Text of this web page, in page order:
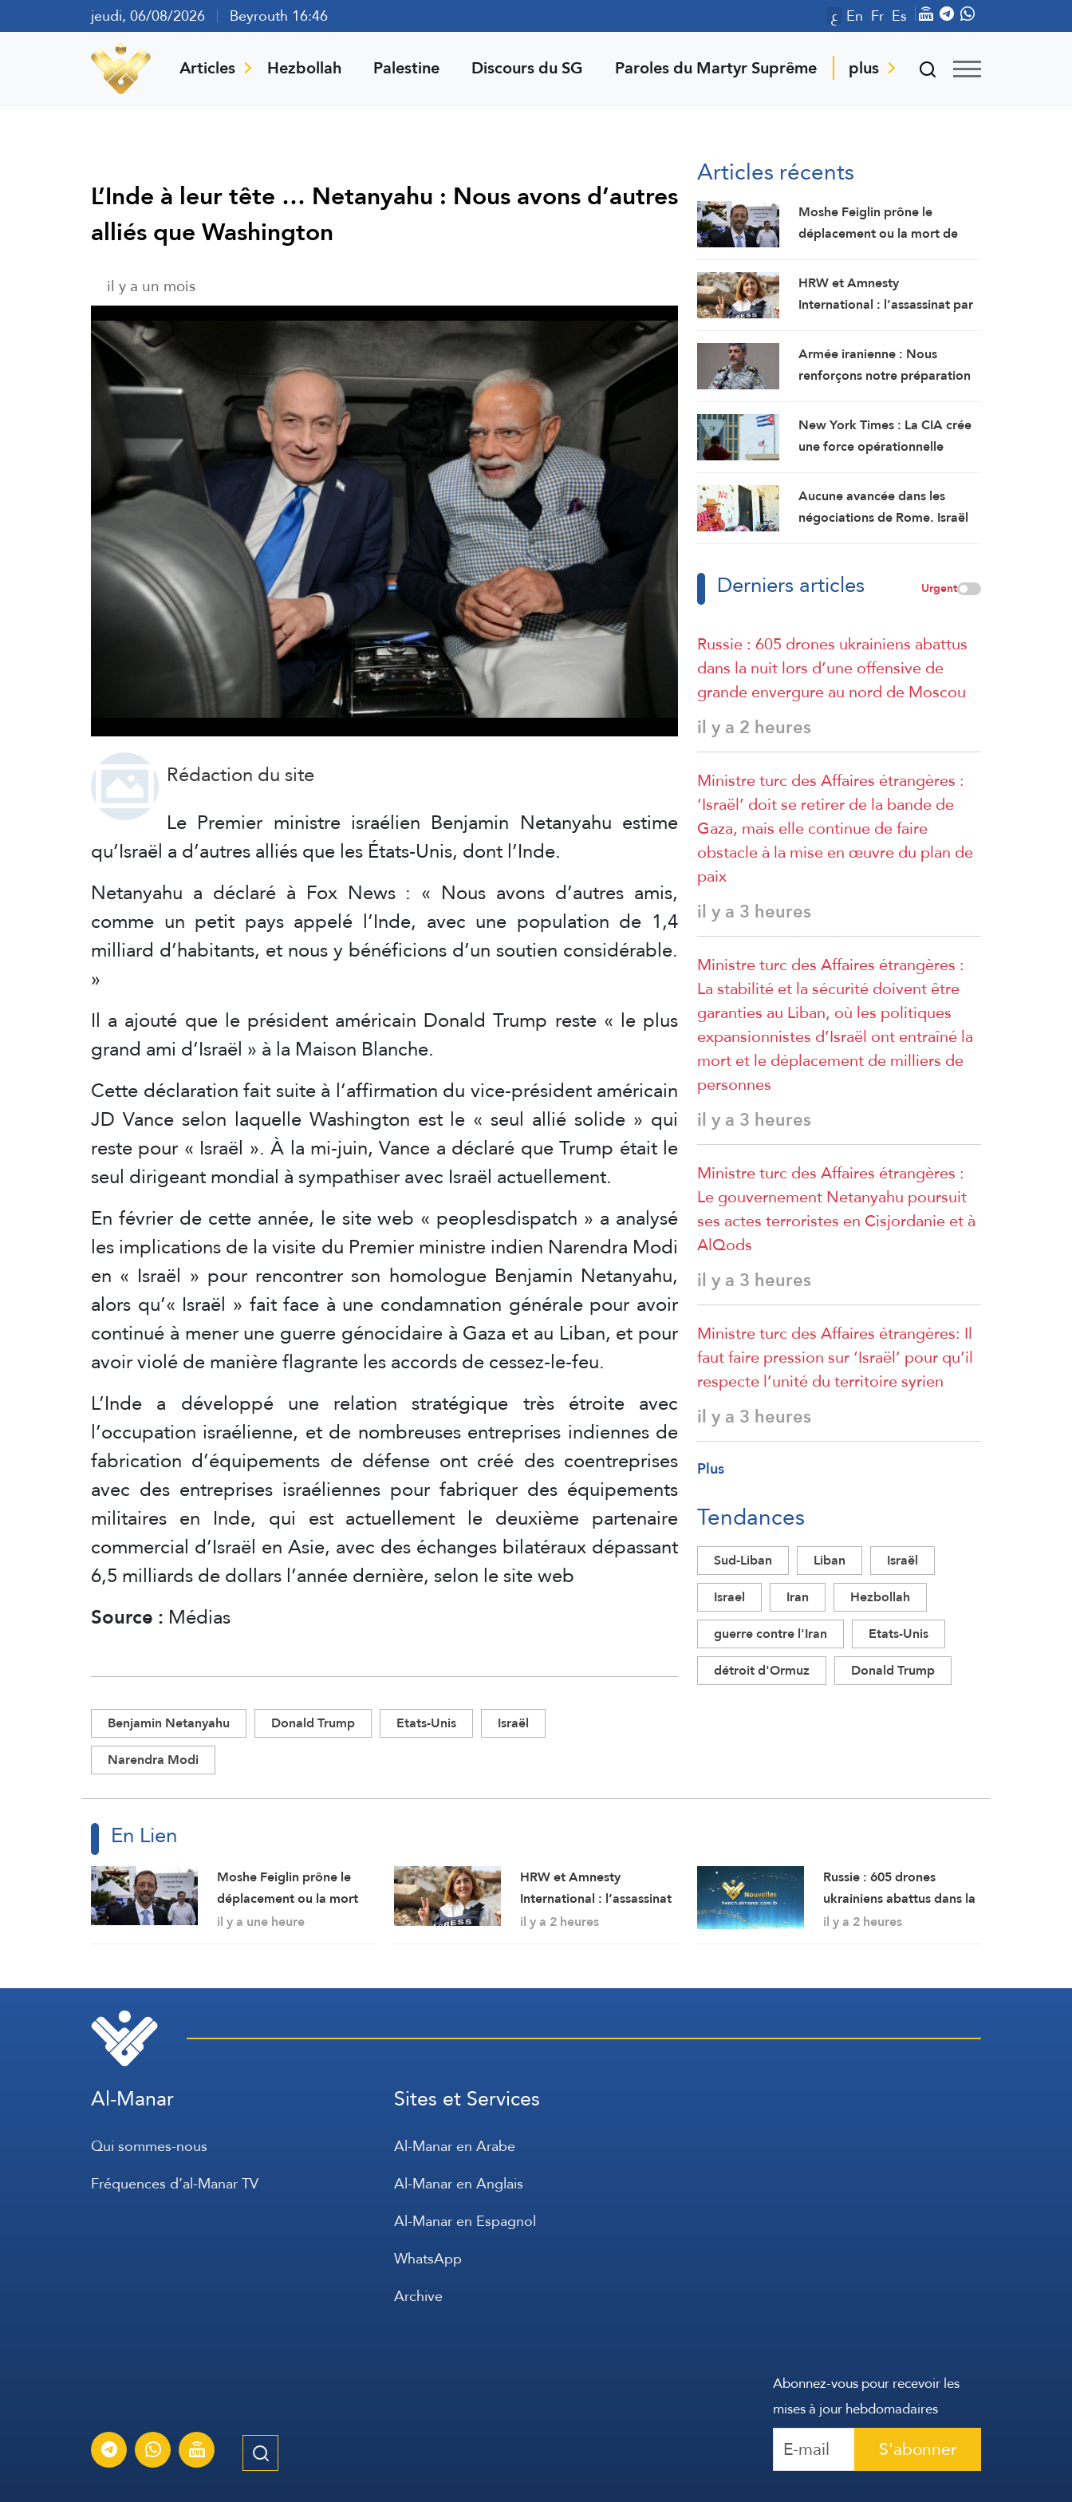
jeudi, 06/08/2026 Beyrouth 16:46 ع En Fr Es
Articles Hezbollah Palestine Discours du SG Paroles du Martyr Suprême plus
L’Inde à leur tête … Netanyahu : Nous avons d’autres
alliés que Washington
il y a un mois
Rédaction du site
Le Premier ministre israélien Benjamin Netanyahu estime
qu’Israël a d’autres alliés que les États-Unis, dont l’Inde.
Netanyahu a déclaré à Fox News : « Nous avons d’autres amis,
comme un petit pays appelé l’Inde, avec une population de 1,4
milliard d’habitants, et nous y bénéficions d’un soutien considérable.
»
Il a ajouté que le président américain Donald Trump reste « le plus
grand ami d’Israël » à la Maison Blanche.
Cette déclaration fait suite à l’affirmation du vice-président américain
JD Vance selon laquelle Washington est le « seul allié solide » qui
reste pour « Israël ». À la mi-juin, Vance a déclaré que Trump était le
seul dirigeant mondial à sympathiser avec Israël actuellement.
En février de cette année, le site web « peoplesdispatch » a analysé
les implications de la visite du Premier ministre indien Narendra Modi
en « Israël » pour rencontrer son homologue Benjamin Netanyahu,
alors qu’« Israël » fait face à une condamnation générale pour avoir
continué à mener une guerre génocidaire à Gaza et au Liban, et pour
avoir violé de manière flagrante les accords de cessez-le-feu.
L’Inde a développé une relation stratégique très étroite avec
l’occupation israélienne, et de nombreuses entreprises indiennes de
fabrication d’équipements de défense ont créé des coentreprises
avec des entreprises israéliennes pour fabriquer des équipements
militaires en Inde, qui est actuellement le deuxième partenaire
commercial d’Israël en Asie, avec des échanges bilatéraux dépassant
6,5 milliards de dollars l’année dernière, selon le site web
Source : Médias
Benjamin Netanyahu Donald Trump Etats-Unis
Israël
Narendra Modi
Articles récents
Moshe Feiglin prône le
déplacement ou la mort de
HRW et Amnesty
International : l’assassinat par
Khalil est un crime de guerre
Armée iranienne : Nous
renforçons notre préparation
américaines dans la région
visent l’Iran
New York Times : La CIA crée
une force opérationnelle
à Cuba
Aucune avancée dans les
négociations de Rome. Israël
Derniers articles Urgent
Russie : 605 drones ukrainiens abattus
dans la nuit lors d’une offensive de
grande envergure au nord de Moscou
il y a 2 heures
Ministre turc des Affaires étrangères :
‘Israël’ doit se retirer de la bande de
Gaza, mais elle continue de faire
obstacle à la mise en œuvre du plan de
paix
il y a 3 heures
Ministre turc des Affaires étrangères :
La stabilité et la sécurité doivent être
garanties au Liban, où les politiques
expansionnistes d’Israël ont entraîné la
mort et le déplacement de milliers de
personnes
il y a 3 heures
Ministre turc des Affaires étrangères :
Le gouvernement Netanyahu poursuit
ses actes terroristes en Cisjordanie et à
AlQods
il y a 3 heures
Ministre turc des Affaires étrangères: Il
faut faire pression sur ‘Israël’ pour qu’il
respecte l’unité du territoire syrien
il y a 3 heures
Plus
Tendances
Sud-Liban Liban
Israël
Israel
Iran
Hezbollah
guerre contre l'Iran
Etats-Unis
détroit d'Ormuz
Donald Trump
En Lien
Moshe Feiglin prône le
déplacement ou la mort
de soif des habitants de
il y a une heure
HRW et Amnesty
International : l’assassinat
par Israël de la journaliste
il y a 2 heures
Russie : 605 drones
ukrainiens abattus dans la
nuit lors d’une offensive
il y a 2 heures
Al-Manar
Qui sommes-nous
Fréquences d’al-Manar TV
Sites et Services
Al-Manar en Arabe
Al-Manar en Anglais
Al-Manar en Espagnol
WhatsApp
Archive
Abonnez-vous pour recevoir les
mises à jour hebdomadaires
S'abonner